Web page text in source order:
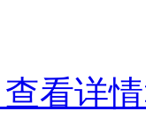
查看详